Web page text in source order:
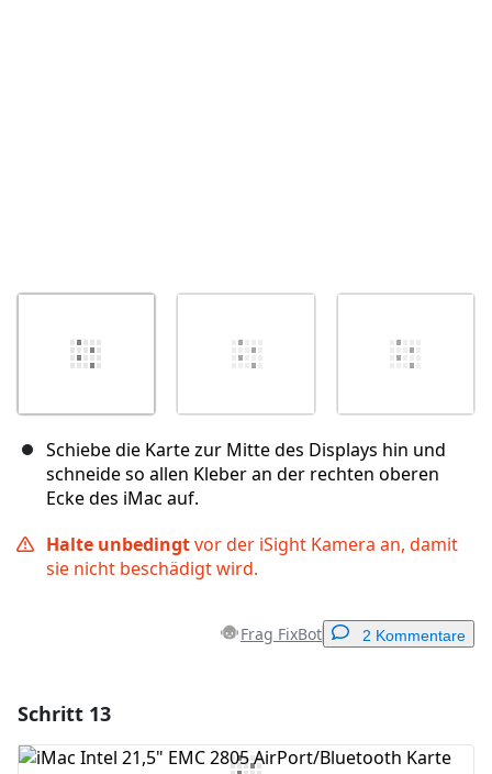
Schiebe die Karte zur Mitte des Displays hin und
schneide so allen Kleber an der rechten oberen
Ecke des iMac auf.
Halte unbedingtvor der iSight Kamera an, damit
sie nicht beschädigt wird.
Frag FixBot 2 Kommentare
Schritt 13